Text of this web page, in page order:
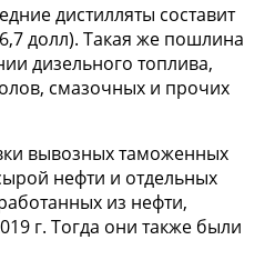
дистилляты составит
долл). Такая же пошлина
дизельного топлива,
смазочных и прочих
вывозных таможенных
нефти и отдельных
из нефти,
г. Тогда они также были